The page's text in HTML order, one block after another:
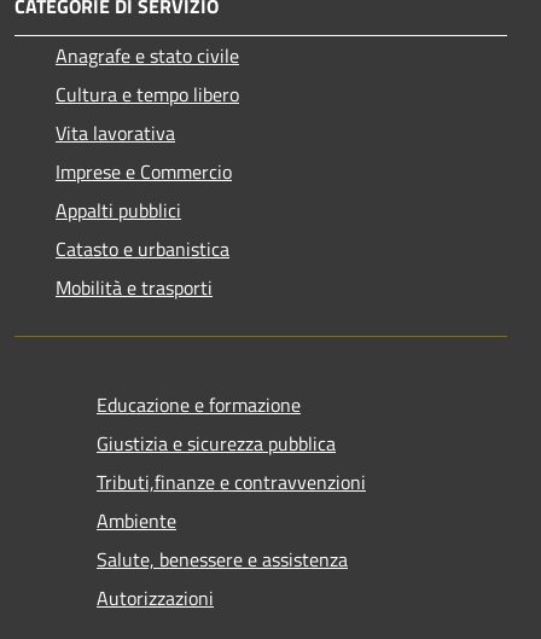
Anagrafe e stato civile
Cultura e tempo libero
Vita lavorativa
Imprese e Commercio
Appalti pubblici
Catasto e urbanistica
Mobilità e trasporti
Educazione e formazione
Giustizia e sicurezza pubblica
Tributi,finanze e contravvenzioni
Ambiente
Salute, benessere e assistenza
Autorizzazioni